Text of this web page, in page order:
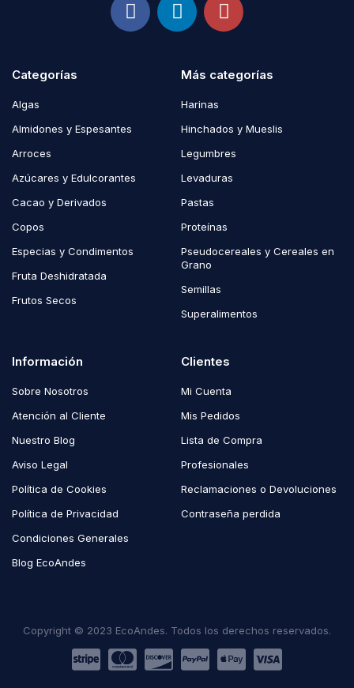
Categorías
Algas
Almidones y Espesantes
Arroces
Azúcares y Edulcorantes
Cacao y Derivados
Copos
Especias y Condimentos
Fruta Deshidratada
Frutos Secos
Más categorías
Harinas
Hinchados y Mueslis
Legumbres
Levaduras
Pastas
Proteínas
Pseudocereales y Cereales en
Grano
Semillas
Superalimentos
Información
Sobre Nosotros
Atención al Cliente
Nuestro Blog
Aviso Legal
Política de Cookies
Política de Privacidad
Condiciones Generales
Blog EcoAndes
Clientes
Mi Cuenta
Mis Pedidos
Lista de Compra
Profesionales
Reclamaciones o Devoluciones
Contraseña perdida
Copyright © 2023 EcoAndes. Todos los derechos reservados.